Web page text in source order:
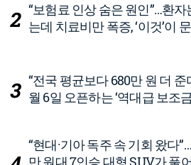
“보험료 인상 숨은 원인”…환자
는데 치료비만 폭증, ‘이것’이
“전국 평균보다 680만 원 더 준
월 6일 오픈하는 ‘역대급 보조
“현대·기아 독주 속 기회 왔다